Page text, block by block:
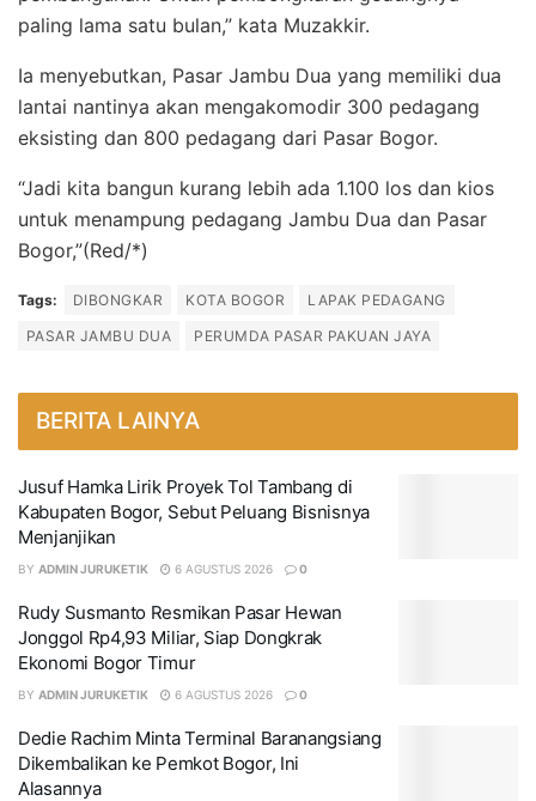
paling lama satu bulan,” kata Muzakkir.
Ia menyebutkan, Pasar Jambu Dua yang memiliki dua
lantai nantinya akan mengakomodir 300 pedagang
eksisting dan 800 pedagang dari Pasar Bogor.
“Jadi kita bangun kurang lebih ada 1.100 los dan kios
untuk menampung pedagang Jambu Dua dan Pasar
Bogor,”(Red/*)
Tags: DIBONGKAR KOTA BOGOR
LAPAK PEDAGANG
PASAR JAMBU DUA
PERUMDA PASAR PAKUAN JAYA
BERITA LAINYA
Jusuf Hamka Lirik Proyek Tol Tambang di
Kabupaten Bogor, Sebut Peluang Bisnisnya
Menjanjikan
BY ADMIN JURUKETIK 6 AGUSTUS 2026 0
Rudy Susmanto Resmikan Pasar Hewan
Jonggol Rp4,93 Miliar, Siap Dongkrak
Ekonomi Bogor Timur
BY ADMIN JURUKETIK 6 AGUSTUS 2026 0
Dedie Rachim Minta Terminal Baranangsiang
Dikembalikan ke Pemkot Bogor, Ini
Alasannya